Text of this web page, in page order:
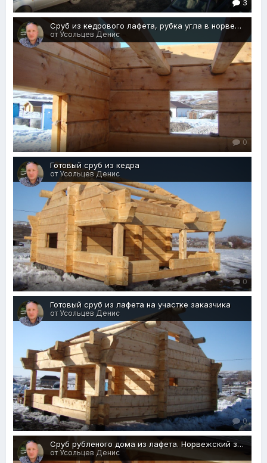
3
Сруб из кедрового лафета, рубка угла в норвежский замок
от Усольцев Денис
0
Готовый сруб из кедра
от Усольцев Денис
0
Готовый сруб из лафета на участке заказчика
от Усольцев Денис
0
Сруб рубленого дома из лафета. Норвежский замок
от Усольцев Денис